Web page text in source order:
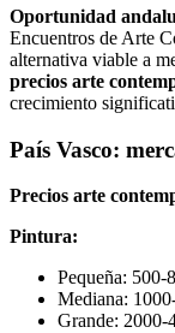
Oportunidad
Encuentros de Arte
alternativa viable a
precios arte
crecimiento
País Vasco:
Precios arte
Pintura:
Pequeña: 500-
Mediana:
Grande: 2000-